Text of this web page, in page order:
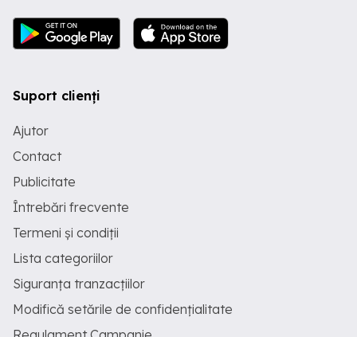
Suport clienți
Ajutor
Contact
Publicitate
Întrebări frecvente
Termeni și condiții
Lista categoriilor
Siguranța tranzacțiilor
Modifică setările de confidențialitate